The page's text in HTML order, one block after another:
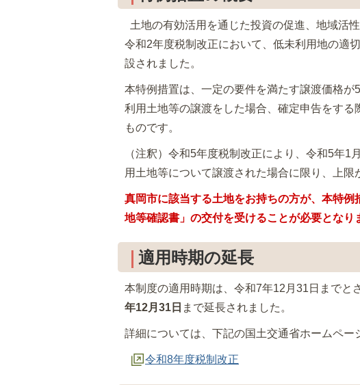
土地の有効活用を通じた投資の促進、地域活
令和2年度税制改正において、低未利用地の適
設されました。
本特例措置は、一定の要件を満たす譲渡価格
利用土地等の譲渡をした場合、確定申告をす
ものです。
（注釈）令和5年度税制改正により、令和5年1
用土地等について譲渡された場合に限り、上限
真岡市に該当する土地をお持ちの方が、本特
地等確認書」の交付を受けることが必要となり
適用時期の延長
本制度の適用時期は、令和7年12月31日までと
年12月31日 まで延長されました。
詳細については、下記の国土交通省ホームペー
令和8年度税制改正